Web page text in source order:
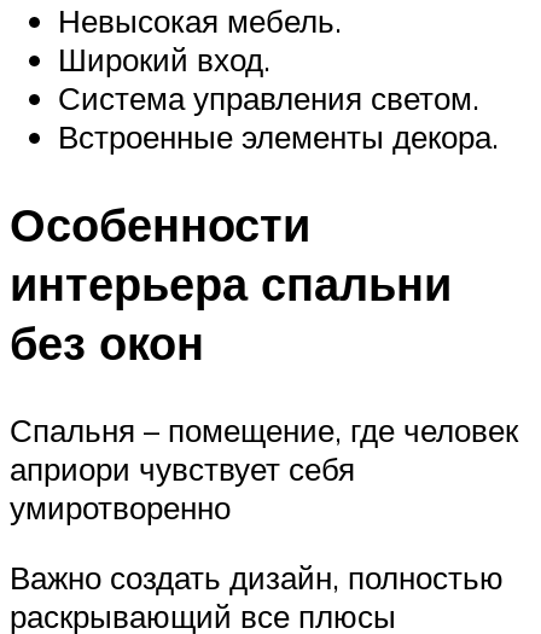
Невысокая мебель.
Широкий вход.
Система управления светом.
Встроенные элементы декора.
Особенности
интерьера спальни
без окон
Спальня – помещение, где человек
априори чувствует себя
умиротворенно
Важно создать дизайн, полностью
раскрывающий все плюсы